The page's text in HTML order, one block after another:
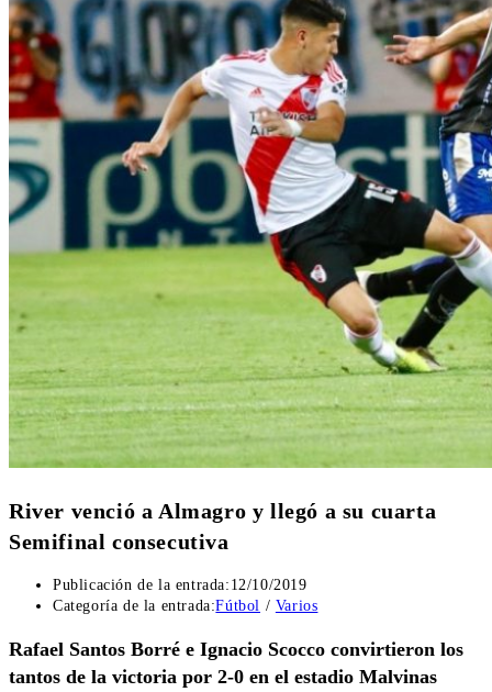
River venció a Almagro y llegó a su cuarta
Semifinal consecutiva
Publicación de la entrada: 12/10/2019
Categoría de la entrada:Fútbol / Varios
Rafael Santos Borré e Ignacio Scocco convirtieron los
tantos de la victoria por 2-0 en el estadio Malvinas